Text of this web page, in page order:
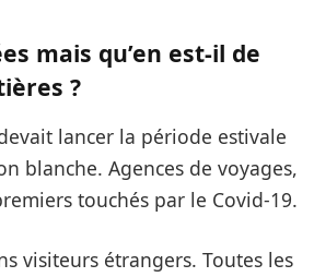
mais qu’en est-il de
?
lancer la période estivale
blanche. Agences de voyages,
touchés par le Covid-19.
visiteurs étrangers. Toutes les